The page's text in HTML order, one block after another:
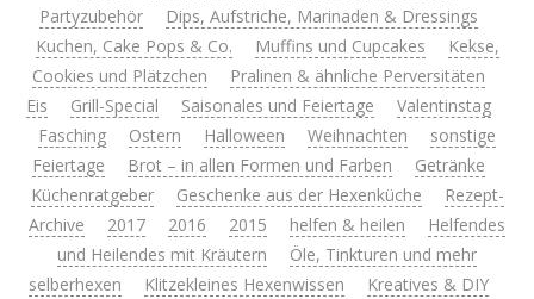
Partyzubehör
Dips, Aufstriche, Marinaden & Dressings
Kuchen, Cake Pops & Co.
Muffins und Cupcakes
Kekse,
Cookies und Plätzchen
Pralinen & ähnliche Perversitäten
Eis
Grill-Special Saisonales und Feiertage
Valentinstag
Fasching
Ostern Halloween Weihnachten
sonstige
Feiertage
Brot – in allen Formen und Farben
Getränke
Küchenratgeber
Geschenke aus der Hexenküche
Rezept-
Archive
2017 2016 2015 helfen & heilen
Helfendes
und Heilendes mit Kräutern
Öle, Tinkturen und mehr
selberhexen
Klitzekleines Hexenwissen
Kreatives & DIY